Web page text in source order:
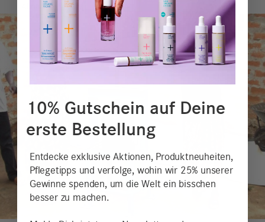
Abnahmemengen.
10% Gutschein auf Deine
erste Bestellung
Entdecke exklusive Aktionen, Produktneuheiten,
Pflegetipps und verfolge, wohin wir 25% unserer
Gewinne spenden, um die Welt ein bisschen
besser zu machen.